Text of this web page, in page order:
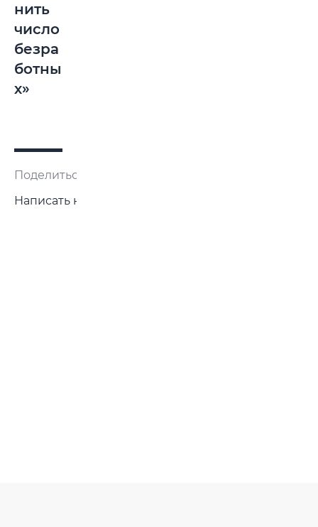
нить
число
безра
ботны
х»
Поделиться:
Написать нам